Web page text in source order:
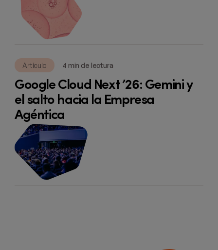
Artículo 4 min de lectura
Google Cloud Next ’26: Gemini y
el salto hacia la Empresa
Agéntica